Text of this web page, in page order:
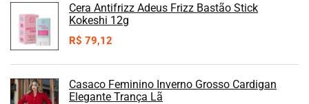
Cera Antifrizz Adeus Frizz Bastão Stick
Kokeshi 12g
R$ 79,12
Casaco Feminino Inverno Grosso Cardigan
Elegante Trança Lã